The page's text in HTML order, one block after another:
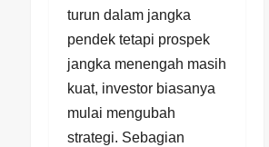
turun dalam jangka
pendek tetapi prospek
jangka menengah masih
kuat, investor biasanya
mulai mengubah
strategi. Sebagian